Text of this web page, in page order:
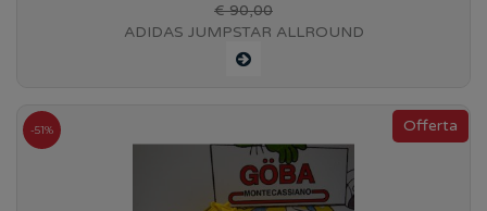
€ 90,00
ADIDAS JUMPSTAR ALLROUND
-51%